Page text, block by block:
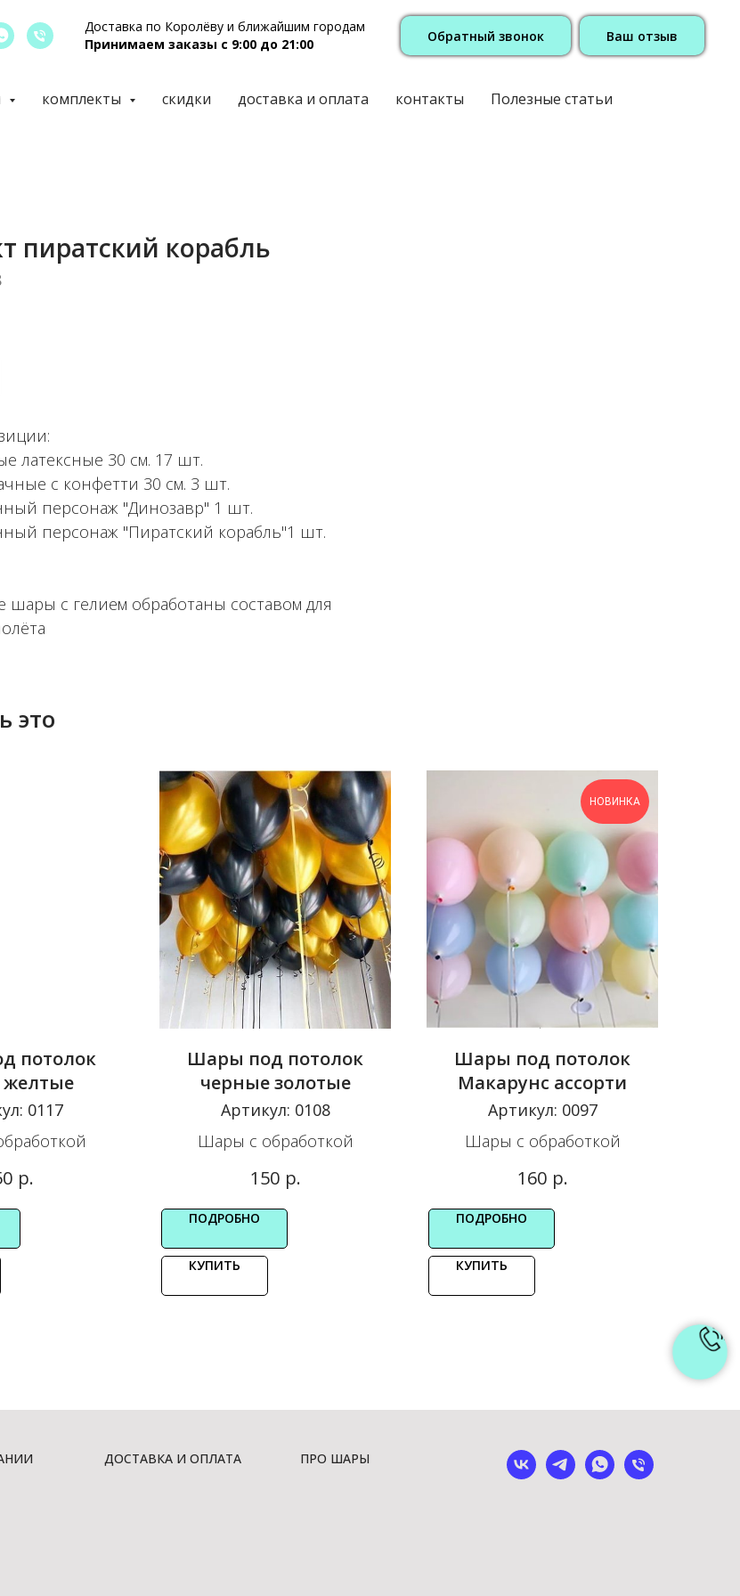
Доставка по Королёву и ближайшим городам
Принимаем заказы с 9:00 до 21:00
Обратный звонок Ваш отзыв
комплекты скидки доставка и оплата контакты Полезные статьи
пиратский корабль
латексные 30 см. 17 шт.
с конфетти 30 см. 3 шт.
персонаж "Динозавр" 1 шт.
персонаж "Пиратский корабль"1 шт.
шары с гелием обработаны составом для
это
потолок
желтые
0117
р.
Шары под потолок
черные золотые
Артикул: 0108
Шары с обработкой
150 р.
ПОДРОБНО
КУПИТЬ
НОВИНКА
Шары под потолок
Макарунс ассорти
Артикул: 0097
Шары с обработкой
160 р.
ПОДРОБНО
КУПИТЬ
ДОСТАВКА И ОПЛАТА ПРО ШАРЫ